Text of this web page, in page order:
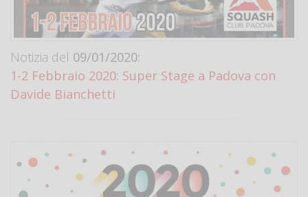
Notizia del 09/01/2020:
1-2 Febbraio 2020: Super Stage a Padova con
Davide Bianchetti